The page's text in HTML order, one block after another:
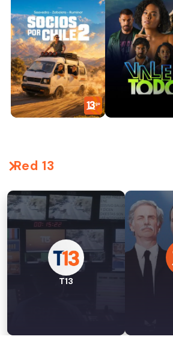
Red 13
T13